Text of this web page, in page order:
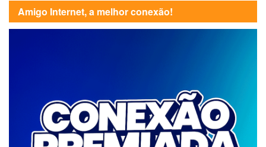
Amigo Internet, a melhor conexão!